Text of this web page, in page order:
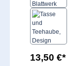
13,50 €*